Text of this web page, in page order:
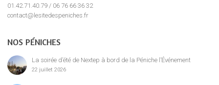
01.42.71.40.79 / 06 76 66 36 32
contact@lesitedespeniches.fr
NOS PÉNICHES
La soirée d’été de Nextep à bord de la Péniche l’Événement
22 juillet 2026